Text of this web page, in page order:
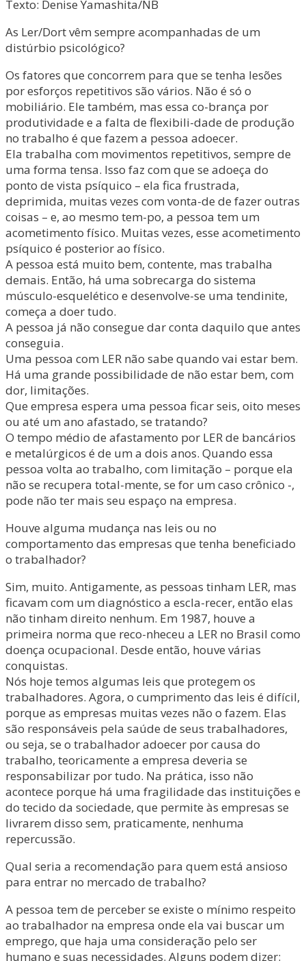
Texto: Denise Yamashita/NB
As Ler/Dort vêm sempre acompanhadas de um
distúrbio psicológico?
Os fatores que concorrem para que se tenha lesões
por esforços repetitivos são vários. Não é só o
mobiliário. Ele também, mas essa co-brança por
produtividade e a falta de flexibili-dade de produção
no trabalho é que fazem a pessoa adoecer.
Ela trabalha com movimentos repetitivos, sempre de
uma forma tensa. Isso faz com que se adoeça do
ponto de vista psíquico – ela fica frustrada,
deprimida, muitas vezes com vonta-de de fazer outras
coisas – e, ao mesmo tem-po, a pessoa tem um
acometimento físico. Muitas vezes, esse acometimento
psíquico é posterior ao físico.
A pessoa está muito bem, contente, mas trabalha
demais. Então, há uma sobrecarga do sistema
músculo-esquelético e desenvolve-se uma tendinite,
começa a doer tudo.
A pessoa já não consegue dar conta daquilo que antes
conseguia.
Uma pessoa com LER não sabe quando vai estar bem.
Há uma grande possibilidade de não estar bem, com
dor, limitações.
Que empresa espera uma pessoa ficar seis, oito meses
ou até um ano afastado, se tratando?
O tempo médio de afastamento por LER de bancários
e metalúrgicos é de um a dois anos. Quando essa
pessoa volta ao trabalho, com limitação – porque ela
não se recupera total-mente, se for um caso crônico -,
pode não ter mais seu espaço na empresa.
Houve alguma mudança nas leis ou no
comportamento das empresas que tenha beneficiado
o trabalhador?
Sim, muito. Antigamente, as pessoas tinham LER, mas
ficavam com um diagnóstico a escla-recer, então elas
não tinham direito nenhum. Em 1987, houve a
primeira norma que reco-nheceu a LER no Brasil como
doença ocupacional. Desde então, houve várias
conquistas.
Nós hoje temos algumas leis que protegem os
trabalhadores. Agora, o cumprimento das leis é difícil,
porque as empresas muitas vezes não o fazem. Elas
são responsáveis pela saúde de seus trabalhadores,
ou seja, se o trabalhador adoecer por causa do
trabalho, teoricamente a empresa deveria se
responsabilizar por tudo. Na prática, isso não
acontece porque há uma fragilidade das instituições e
do tecido da sociedade, que permite às empresas se
livrarem disso sem, praticamente, nenhuma
repercussão.
Qual seria a recomendação para quem está ansioso
para entrar no mercado de trabalho?
A pessoa tem de perceber se existe o mínimo respeito
ao trabalhador na empresa onde ela vai buscar um
emprego, que haja uma consideração pelo ser
humano e suas necessidades. Alguns podem dizer: